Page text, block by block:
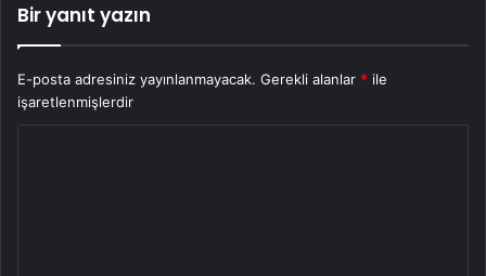
Bir yanıt yazın
E-posta adresiniz yayınlanmayacak. Gerekli alanlar * ile
işaretlenmişlerdir